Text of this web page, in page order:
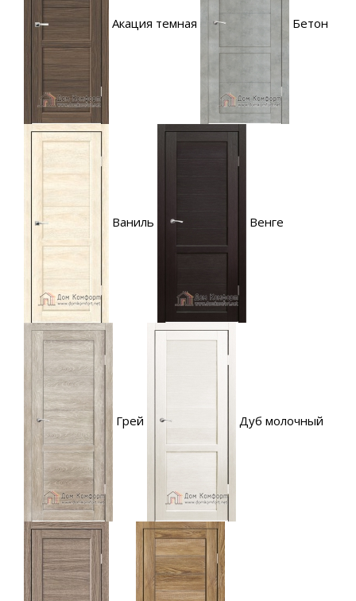
Акация темная Бетон
Ваниль Венге
Грей Дуб молочный